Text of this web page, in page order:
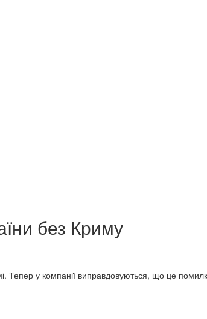
без Криму
Тепер у компанії виправдовуються, що це